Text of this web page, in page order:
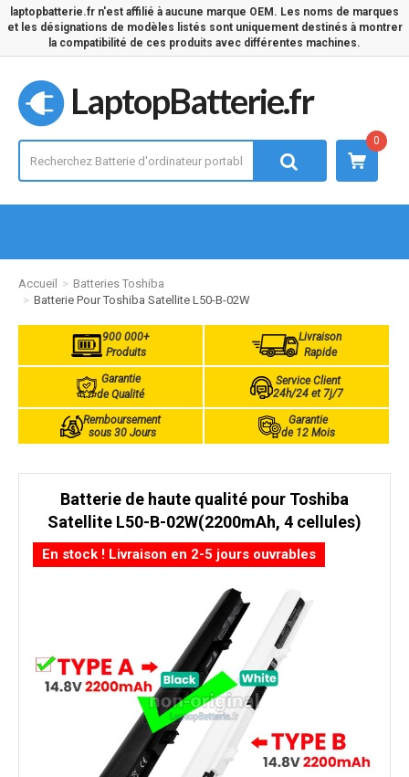
laptopbatterie.fr n'est affilié à aucune marque OEM. Les noms de marques
et les désignations de modèles listés sont uniquement destinés à montrer
la compatibilité de ces produits avec différentes machines.
LaptopBatterie.fr
0
Accueil
Batteries Toshiba
Batterie Pour Toshiba Satellite L50-B-02W
900 000+
Produits
Livraison
Rapide
Garantie
de Qualité
Service Client
24h/24 et 7j/7
Remboursement
sous 30 Jours
Garantie
de 12 Mois
Batterie de haute qualité pour Toshiba
Satellite L50-B-02W(2200mAh, 4 cellules)
En stock ! Livraison en 2-5 jours ouvrables